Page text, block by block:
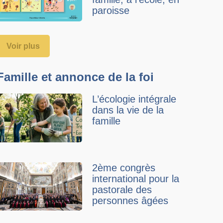
paroisse
Voir plus
et annonce de la foi
L’écologie intégrale
dans la vie de la
famille
2ème congrès
international pour la
pastorale des
personnes âgées